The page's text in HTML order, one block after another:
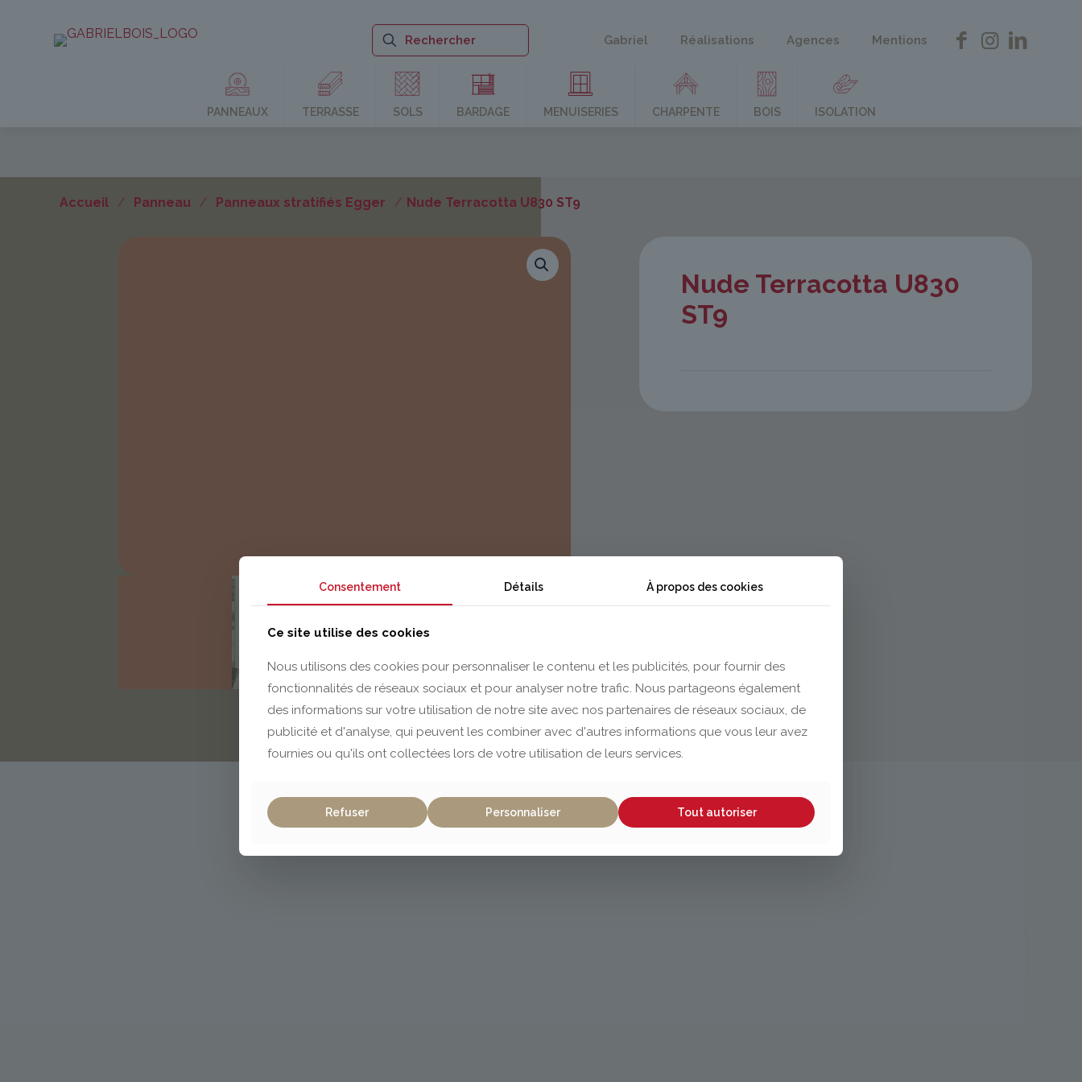
Gabriel Réalisations Agences Mentions
PANNEAUX TERRASSE SOLS BARDAGE MENUISERIES CHARPENTE BOIS ISOLATION
Accueil / Panneau / Panneaux stratifiés Egger / Nude Terracotta U830 ST9
Nude Terracotta U830
ST9
Consentement Détails À propos des cookies
Ce site utilise des cookies
Nous utilisons des cookies pour personnaliser le contenu et les publicités, pour fournir des
fonctionnalités de réseaux sociaux et pour analyser notre trafic. Nous partageons également
des informations sur votre utilisation de notre site avec nos partenaires de réseaux sociaux, de
publicité et d'analyse, qui peuvent les combiner avec d'autres informations que vous leur avez
fournies ou qu'ils ont collectées lors de votre utilisation de leurs services.
Refuser Personnaliser Tout autoriser